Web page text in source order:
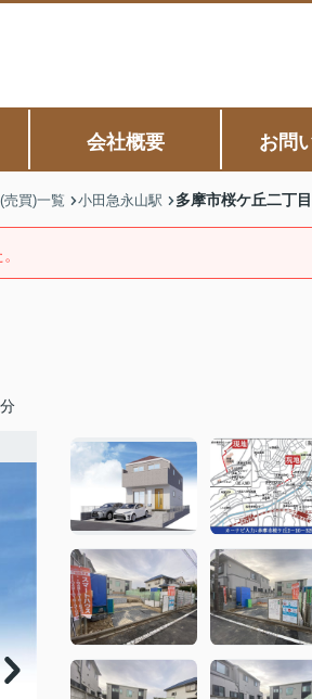
会社概要 お問
売買)一覧 小田急永山駅 多摩市桜ケ丘二丁